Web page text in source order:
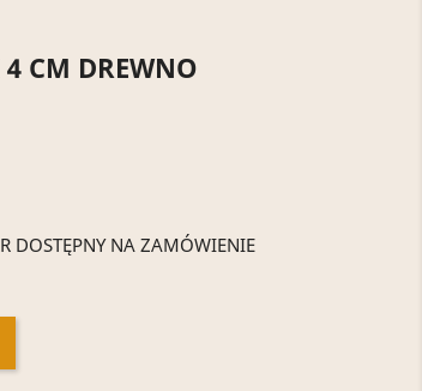
CM DREWNO
NA ZAMÓWIENIE